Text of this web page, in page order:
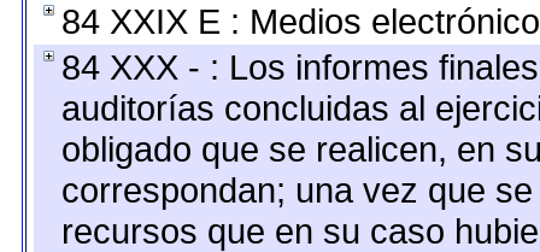
84 XXIX E : Medios
84 XXX - : Los informes
auditorías concluidas al
obligado que se realicen, en
correspondan; una vez que
recursos que en su caso